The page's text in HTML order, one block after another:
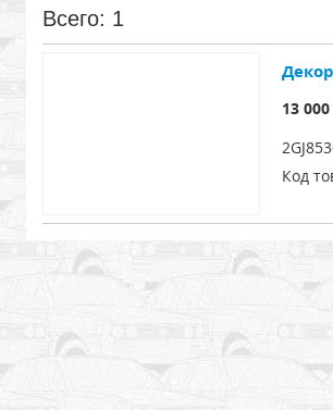
Всего: 1
13 000
Код